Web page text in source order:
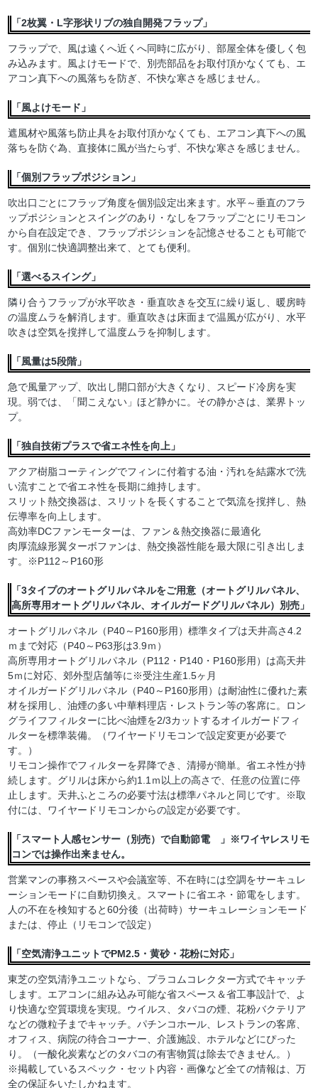
「2枚翼・L字形状リブの独自開発フラップ」
フラップで、風は遠くへ近くへ同時に広がり、部屋全体を優しく包
み込みます。風よけモードで、別売部品をお取付頂かなくても、エ
アコン真下への風落ちを防ぎ、不快な寒さを感じません。
「風よけモード」
遮風材や風落ち防止具をお取付頂かなくても、エアコン真下への風
落ちを防ぐ為、直接体に風が当たらず、不快な寒さを感じません。
「個別フラップポジション」
吹出口ごとにフラップ角度を個別設定出来ます。水平～垂直のフラ
ップポジションとスイングのあり・なしをフラップごとにリモコン
から自在設定でき、フラップポジションを記憶させることも可能で
す。個別に快適調整出来て、とても便利。
「選べるスイング」
隣り合うフラップが水平吹き・垂直吹きを交互に繰り返し、暖房時
の温度ムラを解消します。垂直吹きは床面まで温風が広がり、水平
吹きは空気を撹拌して温度ムラを抑制します。
「風量は5段階」
急で風量アップ、吹出し開口部が大きくなり、スピード冷房を実
現。弱では、「聞こえない」ほど静かに。その静かさは、業界トッ
プ。
「独自技術プラスで省エネ性を向上」
アクア樹脂コーティングでフィンに付着する油・汚れを結露水で洗
い流すことで省エネ性を長期に維持します。
スリット熱交換器は、スリットを長くすることで気流を撹拌し、熱
伝導率を向上します。
高効率DCファンモーターは、ファン＆熱交換器に最適化
肉厚流線形翼ターボファンは、熱交換器性能を最大限に引き出しま
す。※P112～P160形
「3タイプのオートグリルパネルをご用意（オートグリルパネル、
高所専用オートグリルパネル、オイルガードグリルパネル）別売」
オートグリルパネル（P40～P160形用）標準タイプは天井高さ4.2
ｍまで対応（P40～P63形は3.9ｍ）
高所専用オートグリルパネル（P112・P140・P160形用）は高天井
5ｍに対応、郊外型店舗等に※受注生産1.5ヶ月
オイルガードグリルパネル（P40～P160形用）は耐油性に優れた素
材を採用し、油煙の多い中華料理店・レストラン等の客席に。ロン
グライフフィルターに比べ油煙を2/3カットするオイルガードフィ
ルターを標準装備。（ワイヤードリモコンで設定変更が必要で
す。）
リモコン操作でフィルターを昇降でき、清掃が簡単。省エネ性が持
続します。グリルは床から約1.1ｍ以上の高さで、任意の位置に停
止します。天井ふところの必要寸法は標準パネルと同じです。※取
付には、ワイヤードリモコンからの設定が必要です。
「スマート人感センサー（別売）で自動節電 」※ワイヤレスリモ
コンでは操作出来ません。
営業マンの事務スペースや会議室等、不在時には空調をサーキュレ
ーションモードに自動切換え。スマートに省エネ・節電をします。
人の不在を検知すると60分後（出荷時）サーキュレーションモード
または、停止（リモコンで設定）
「空気清浄ユニットでPM2.5・黄砂・花粉に対応」
東芝の空気清浄ユニットなら、プラコムコレクター方式でキャッチ
します。エアコンに組み込み可能な省スペース＆省工事設計で、よ
り快適な空質環境を実現。ウイルス、タバコの煙、花粉バクテリア
などの微粒子までキャッチ。パチンコホール、レストランの客席、
オフィス、病院の待合コーナー、介護施設、ホテルなどにぴった
り。（一酸化炭素などのタバコの有害物質は除去できません。）
※掲載しているスペック・セット内容・画像など全ての情報は、万
全の保証をいたしかねます。